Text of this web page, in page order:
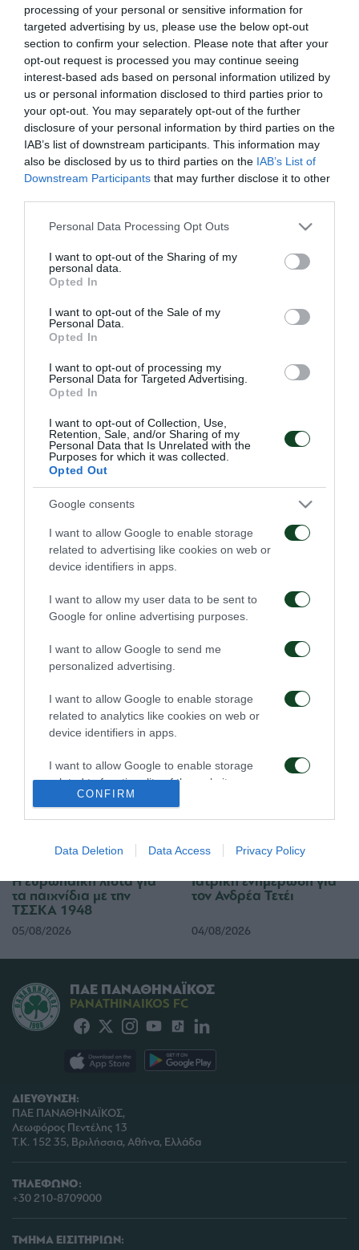
processing of your personal or sensitive information for
targeted advertising by us, please use the below opt-out
section to confirm your selection. Please note that after your
opt-out request is processed you may continue seeing
interest-based ads based on personal information utilized by
us or personal information disclosed to third parties prior to
your opt-out. You may separately opt-out of the further
disclosure of your personal information by third parties on the
IAB’s list of downstream participants. This information may
also be disclosed by us to third parties on the IAB’s List of
Downstream Participants that may further disclose it to other
Please note that this website/app uses one or more Google
not limited to your visit or usage behaviour. You may click to
grant or deny consent to Google and its third-party tags to
use your data for below specified purposes in below Google
consent section.
Personal Data Processing Opt Outs
I want to opt-out of the Sharing of my
personal data.
Opted In
I want to opt-out of the Sale of my
Personal Data.
Opted In
I want to opt-out of processing my
Personal Data for Targeted Advertising.
Opted In
I want to opt-out of Collection, Use,
Retention, Sale, and/or Sharing of my
Personal Data that Is Unrelated with the
Purposes for which it was collected.
Opted Out
Google consents
I want to allow Google to enable storage
related to advertising like cookies on web or
device identifiers in apps.
I want to allow my user data to be sent to
Google for online advertising purposes.
I want to allow Google to send me
personalized advertising.
I want to allow Google to enable storage
related to analytics like cookies on web or
device identifiers in apps.
I want to allow Google to enable storage
related to functionality of the website or app.
related to security, including authentication
functionality and fraud prevention, and other
user protection.
CONFIRM
Data Deletion Data Access Privacy Policy
Η αποστολή της Galatasaray θα φτάσει στην Αθήνα
με πτήση τσάρτερ την Τετάρτη 16/09 στις 13.20. Η
συνέντευξη Τύπου του προπονητή των
φιλοξενούμενων Φρανκ Ράικαρντ θα γίνει στην
αίθουσα Τύπου του ΟΑΚΑ στις 18.45 ενώ στις 19.00
θα ξεκινήσει η προπόνηση της τούρκικης ομάδας. Η
συνέντευξη Τύπου του προπονητή του «Τριφυλλιού»
και η προπόνηση των «πρασίνων» θα ξεκινήσει στις
λεπτά των προπονήσεων των δύο ομάδων θα είναι
ανοικτά για τους εκπροσώπους του Τύπου.
ΑΓΩΝΙΣΤΙΚΑ
Επιστροφή Τετέι στο «Γ.
09/08/2026
Τακτική και κυκλοφορία
08/08/2026
Πρώτη προπόνηση για
τον Γκαρσία
Για την πρόκριση στη
Σόφια
Η ευρωπαϊκή λίστα για
τα παιχνίδια με την
ΤΣΣΚΑ 1948
05/08/2026
Ιατρική ενημέρωση για
τον Ανδρέα Τετέι
04/08/2026
ΔΙΕΥΘΥΝΣΗ:
ΠΑΕ ΠΑΝΑΘΗΝΑΪΚΟΣ,
Λεωφόρος Πεντέλης 13
Τ.Κ. 152 35, Βριλήσσια, Αθήνα, Ελλάδα
ΤΗΛΕΦΩΝΟ:
+30 210-8709000
ΤΜΗΜΑ ΕΙΣΙΤΗΡΙΩΝ:
ΠΑΕ ΠΑΝΑΘΗΝΑΪΚΟΣ
PANATHINAIKOS FC